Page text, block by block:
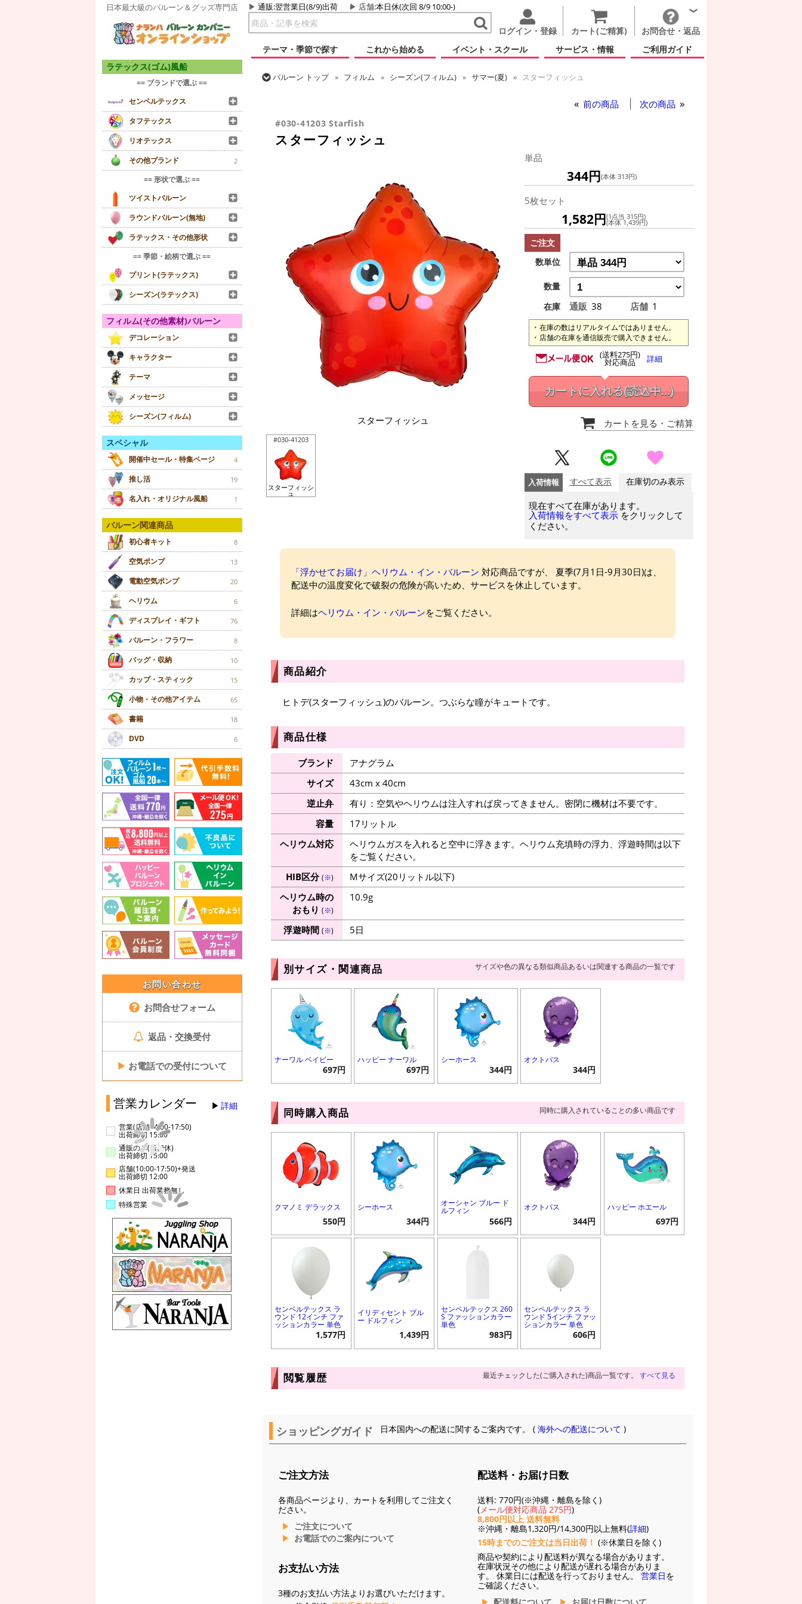
日本最大級のバルーン＆グッズ専門店 通販:翌営業日(8/9)出荷 店舗:本日休(次回 8/9 10:00-)
ログイン・登録 カート(ご精算)
お問合せ・返品
テーマ・季節で探す
これから始める イベント・スクール サービス・情報 ご利用ガイド
ラテックス(ゴム)風船
== ブランドで選ぶ ==
センペルテックス
タフテックス
リオテックス
その他ブランド
2
== 形状で選ぶ ==
ツイストバルーン
ラウンドバルーン(無地)
ラテックス・その他形状
== 季節・絵柄で選ぶ ==
プリント(ラテックス)
シーズン(ラテックス)
フィルム(その他素材)バルーン
デコレーション
キャラクター
テーマ
メッセージ
シーズン(フィルム)
スペシャル
開催中セール・特集ページ 4
推し活 19
名入れ・オリジナル風船 1
バルーン関連商品
初心者キット 8
空気ポンプ 13
電動空気ポンプ 20
ヘリウム 6
ディスプレイ・ギフト 76
バルーン・フラワー 8
バッグ・収納 10
カップ・スティック 15
小物・その他アイテム 65
書籍 18
DVD 6
お問い合わせ
お問合せフォーム
返品・交換受付
▶ お電話での受付について
営業カレンダー 詳細
営業(店舗14:00-17:50)
出荷締切 15:00
通販のみ(店舗休)
出荷締切 15:00
店舗(10:00-17:50)+発送
出荷締切 12:00
休業日 出荷業務無し
特殊営業
バルーン トップ フィルム シーズン(フィルム) サマー(夏)
スターフィッシュ
前の商品 次の商品
#030-41203 Starfish
スターフィッシュ
スターフィッシュ
#030-41203
スターフィッシ
ュ
単品
344円(本体 313円)
5枚セット
1,582円(1点当 315円)
(本体 1,439円)
ご注文
数単位
数量
在庫
通販 38 店舗 1
在庫の数はリアルタイムではありません。
店舗の在庫を通信販売で購入できません。
(送料275円)
対応商品 詳細
カートに入れる(読込中...)
カートを見る ・ご精算
入荷情報 すべて表示 在庫切のみ表示
現在すべて在庫があります。
入荷情報をすべて表示 をクリックして
ください。
「浮かせてお届け」ヘリウム・イン・バルーン 対応商品ですが、 夏季(7月1日-9月30日)は、
配送中の温度変化で破裂の危険が高いため、サービスを休止しています。
詳細はヘリウム・イン・バルーンをご覧ください。
商品紹介
ヒトデ(スターフィッシュ)のバルーン。つぶらな瞳がキュートです。
商品仕様
ブランド
アナグラム
サイズ
43cm x 40cm
逆止弁
有り：空気やヘリウムは注入すれば戻ってきません。密閉に機材は不要です。
容量
17リットル
ヘリウム対応
ヘリウムガスを入れると空中に浮きます。ヘリウム充填時の浮力、浮遊時間は以下
をご覧ください。
HIB区分(※)
Mサイズ(20リットル以下)
ヘリウム時の
おもり (※)
10.9g
浮遊時間 (※) 5日
別サイズ・関連商品 サイズや色の異なる類似商品あるいは関連する商品の一覧です
ナーワル ベイビー
697円
ハッピー ナーワル
697円
シーホース
344円
オクトパス
344円
同時購入商品 同時に購入されていることの多い商品です
クマノミ デラックス
550円
シーホース
344円
オーシャン ブルー ド
ルフィン
566円
オクトパス
344円
ハッピー ホエール
697円
センペルテックス ラ
ウンド 12インチ ファ
ッションカラー 単色
1,577円
イリディセント ブル
ー ドルフィン
1,439円
センペルテックス 260
S ファッションカラー
単色
983円
センペルテックス ラ
ウンド 5インチ ファッ
ションカラー 単色
606円
閲覧履歴 最近チェックした(ご購入された)商品一覧です。 すべて見る
ショッピングガイド 日本国内への配送に関するご案内です。 (海外への配送について )
ご注文方法
各商品ページより、カートを利用してご注文く
ださい。
ご注文について
お電話でのご案内について
お支払い方法
3種のお支払い方法よりお選びいただけます。
配送料・お届け日数
送料: 770円(※沖縄・離島を除く)
( メール便対応商品 275円)
8,800円以上 送料無料
※沖縄・離島1,320円/14,300円以上無料(詳細)
15時までのご注文は当日出荷！ (※休業日を除く)
商品や契約により配送料が異なる場合があります。
在庫状況その他により配送が遅れる場合がありま
す。 休業日には配送を行っておりません。 営業日を
ご確認ください。